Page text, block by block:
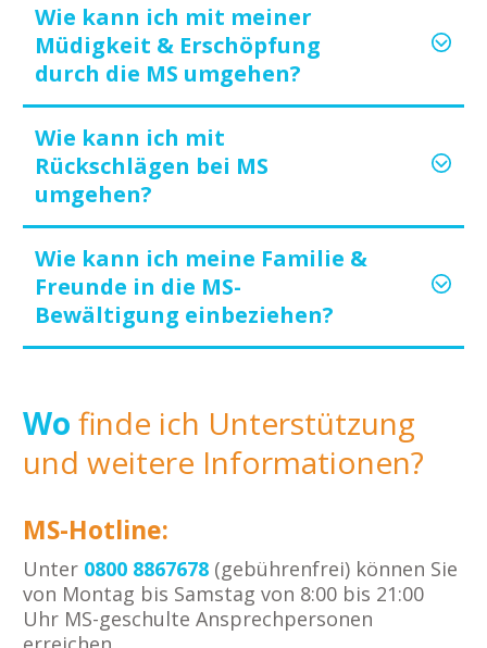
Wie kann ich mit meiner
Müdigkeit & Erschöpfung
durch die MS umgehen?
Wie kann ich mit
Rückschlägen bei MS
umgehen?
Wie kann ich meine Familie &
Freunde in die MS-
Bewältigung einbeziehen?
Wo finde ich Unterstützung
und weitere Informationen?
MS-Hotline:
Unter 0800 8867678 (gebührenfrei) können Sie
von Montag bis Samstag von 8:00 bis 21:00
Uhr MS-geschulte Ansprechpersonen